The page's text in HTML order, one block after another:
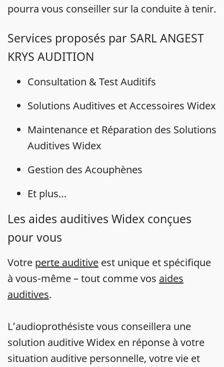
pourra vous conseiller sur la conduite à tenir.
Services proposés par SARL ANGEST
KRYS AUDITION
Consultation & Test Auditifs
Solutions Auditives et Accessoires Widex
Maintenance et Réparation des Solutions
Auditives Widex
Gestion des Acouphènes
Et plus…
Les aides auditives Widex conçues
pour vous
Votre perte auditive est unique et spécifique
à vous-même – tout comme vos aides
auditives.
L’audioprothésiste vous conseillera une
solution auditive Widex en réponse à votre
situation auditive personnelle, votre vie et